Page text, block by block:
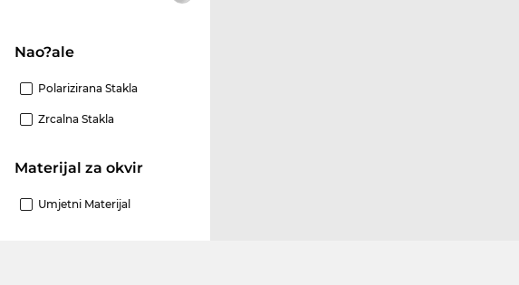
Nao?ale
Polarizirana Stakla
Zrcalna Stakla
materijal za okvir
Umjetni Materijal